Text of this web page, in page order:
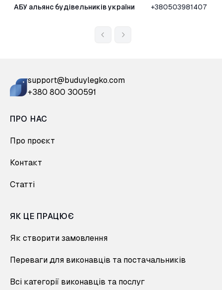
АБУ альянс будівельників україни +380503981407
support@buduylegko.com
+380 800 300591
ПРО НАС
Про проєкт
Контакт
Статті
ЯК ЦЕ ПРАЦЮЄ
Як створити замовлення
Переваги для виконавців та постачальників
Всі категорії виконавців та послуг